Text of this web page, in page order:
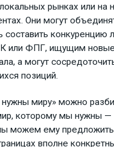
рынках или на
Они могут
составить конкуренцию
или ФПГ, ищущим
а могут
позиций.
миру» можно
которому мы нужны —
можем ему
вполне